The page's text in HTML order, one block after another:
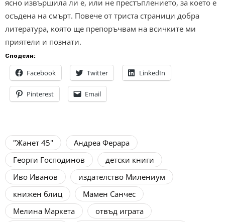
ясно извършила ли е, или не престъплението, за което е
осъдена на смърт. Повече от триста страници добра
литература, която ще препоръчвам на всичките ми
приятели и познати.
Сподели:
Facebook Twitter LinkedIn
Pinterest Email
"Жанет 45"
Андреа Ферара
Георги Господинов
детски книги
Иво Иванов
издателство Милениум
книжен блиц
Мамен Санчес
Мелина Маркета
отвъд играта